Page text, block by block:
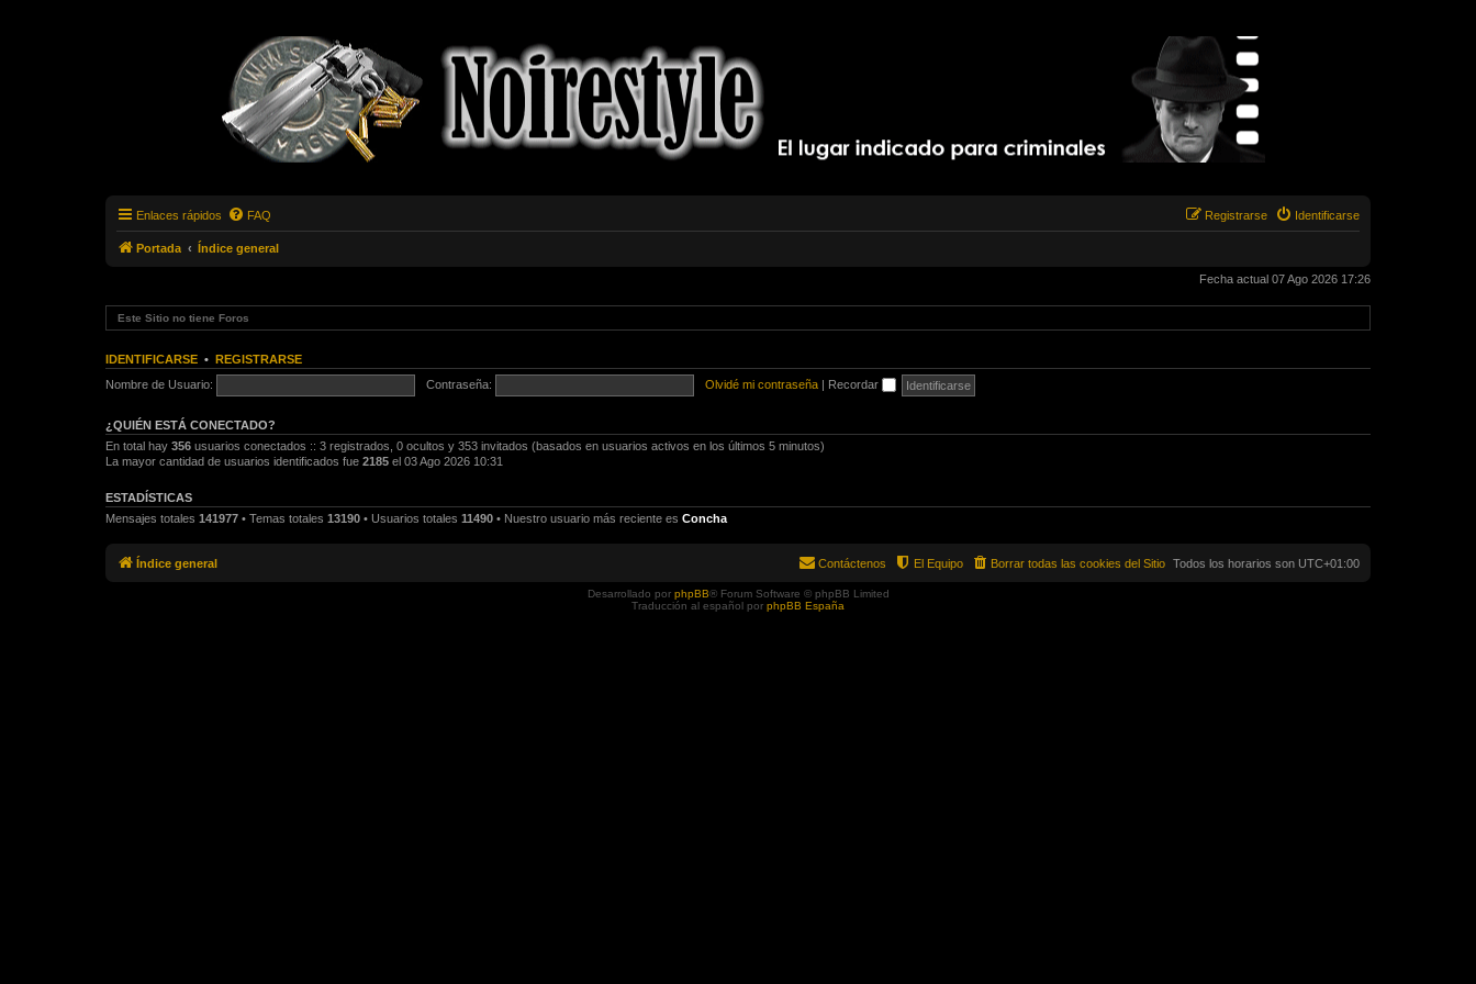
Enlaces rápidos FAQ Identificarse
Registrarse
Portada Índice general
Fecha actual 07 Ago 2026 17:26
Este Sitio no tiene Foros
IDENTIFICARSE • REGISTRARSE
Nombre de Usuario:
Contraseña: Olvidé mi contraseña | Recordar
¿QUIÉN ESTÁ CONECTADO?
En total hay 356 usuarios conectados :: 3 registrados, 0 ocultos y 353 invitados (basados en usuarios activos en los últimos 5 minutos)
La mayor cantidad de usuarios identificados fue 2185 el 03 Ago 2026 10:31
ESTADÍSTICAS
Mensajes totales 141977 • Temas totales 13190 • Usuarios totales 11490 • Nuestro usuario más reciente es Concha
Índice general Todos los horarios son UTC+01:00
Borrar todas las cookies del Sitio
El Equipo
Contáctenos
Desarrollado por phpBB® Forum Software © phpBB Limited
Traducción al español por phpBB España